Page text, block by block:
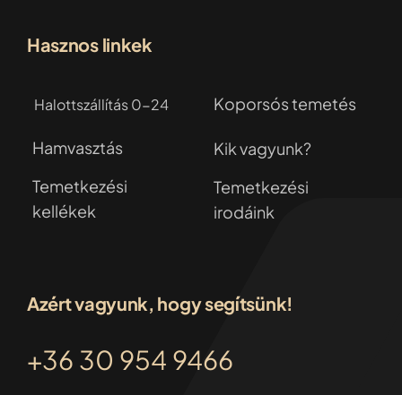
Hasznos linkek
Halottszállítás 0-24
Hamvasztás
Temetkezési
kellékek
Koporsós temetés
Kik vagyunk?
Temetkezési
irodáink
Azért vagyunk, hogy segítsünk!
+36 30 954 9466